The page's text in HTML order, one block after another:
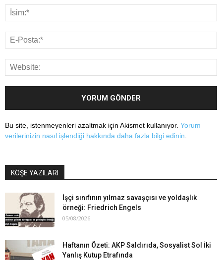
Bu site, istenmeyenleri azaltmak için Akismet kullanıyor. Yorum
verilerinizin nasıl işlendiği hakkında daha fazla bilgi edinin.
KÖŞE YAZILARI
İşçi sınıfının yılmaz savaşçısı ve yoldaşlık
örneği: Friedrich Engels
05/08/2026
Haftanın Özeti: AKP Saldırıda, Sosyalist Sol İki
Yanlış Kutup Etrafında